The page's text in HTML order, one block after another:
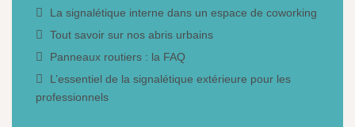
La signalétique interne dans un espace de coworking
Tout savoir sur nos abris urbains
Panneaux routiers : la FAQ
L’essentiel de la signalétique extérieure pour les
professionnels